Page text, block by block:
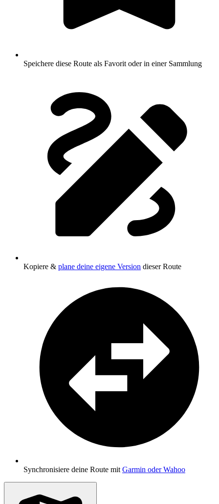
Speichere diese Route als Favorit oder in einer Sammlung
Kopiere & plane deine eigene Version dieser Route
Synchronisiere deine Route mit Garmin oder Wahoo